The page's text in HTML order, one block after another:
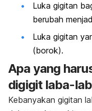
Luka gigitan
berubah
Luka gigitan
(borok).
Apa yang
digigit laba-
Kebanyakan gigitan